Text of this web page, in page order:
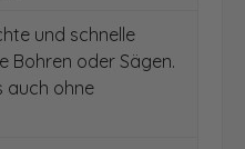
und schnelle
Bohren oder Sägen.
auch ohne